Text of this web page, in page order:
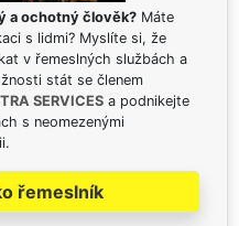
a ochotný člověk? Máte
s lidmi? Myslíte si, že
v řemeslných službách a
stát se členem
SERVICES a podnikejte
s neomezenými
řemeslník